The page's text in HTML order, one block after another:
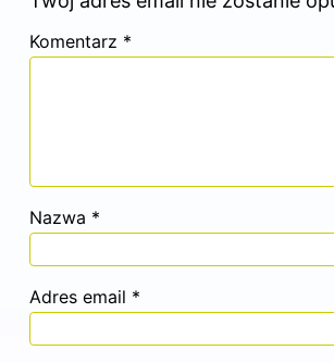
Komentarz *
Nazwa *
Adres email *